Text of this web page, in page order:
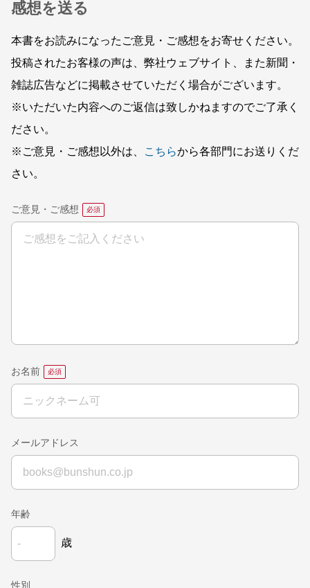
感想を送る
本書をお読みになったご意見・ご感想をお寄せください。
投稿されたお客様の声は、弊社ウェブサイト、また新聞・
雑誌広告などに掲載させていただく場合がございます。
※いただいた内容へのご返信は致しかねますのでご了承く
ださい。
※ご意見・ご感想以外は、
こちらから各部門にお送りくだ
さい。
ご意見・ご感想
お名前
メールアドレス
年齢
歳